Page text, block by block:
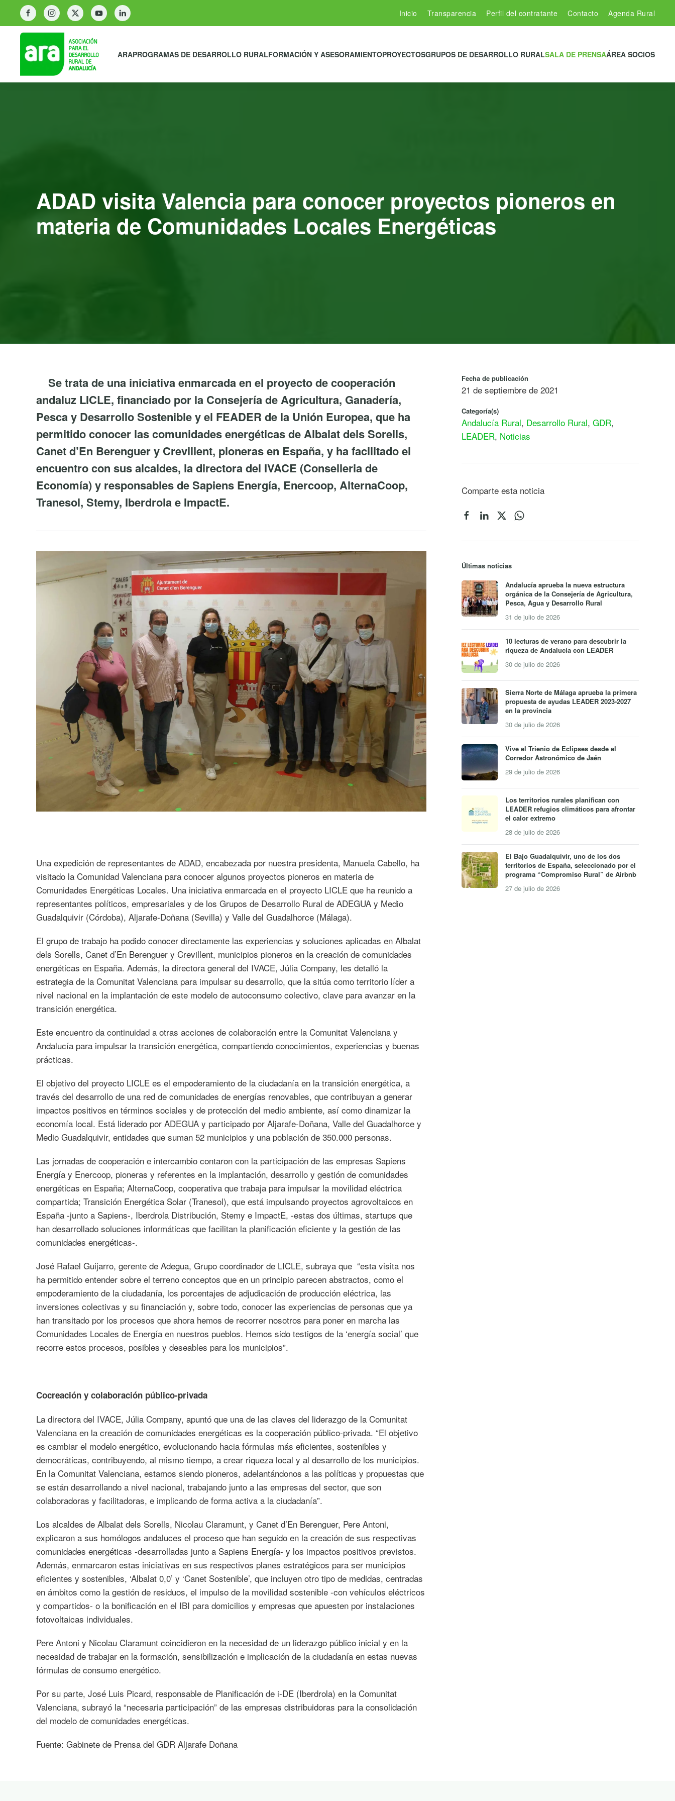
Inicio Transparencia Perfil del contratante Contacto Agenda Rural
ARAPROGRAMAS DE DESARROLLO RURALFORMACIÓN Y ASESORAMIENTOPROYECTOSGRUPOS DE DESARROLLO RURALSALA DE PRENSAÁREA SOCIOS
ADAD visita Valencia para conocer proyectos pioneros en
materia de Comunidades Locales Energéticas
Se trata de una iniciativa enmarcada en el proyecto de cooperación
andaluz LICLE, financiado por la Consejería de Agricultura, Ganadería,
Pesca y Desarrollo Sostenible y el FEADER de la Unión Europea, que ha
permitido conocer las comunidades energéticas de Albalat dels Sorells,
Canet d’En Berenguer y Crevillent, pioneras en España, y ha facilitado el
encuentro con sus alcaldes, la directora del IVACE (Conselleria de
Economía) y responsables de Sapiens Energía, Enercoop, AlternaCoop,
Tranesol, Stemy, Iberdrola e ImpactE.
Una expedición de representantes de ADAD, encabezada por nuestra presidenta, Manuela Cabello, ha
visitado la Comunidad Valenciana para conocer algunos proyectos pioneros en materia de
Comunidades Energéticas Locales. Una iniciativa enmarcada en el proyecto LICLE que ha reunido a
representantes políticos, empresariales y de los Grupos de Desarrollo Rural de ADEGUA y Medio
Guadalquivir (Córdoba), Aljarafe-Doñana (Sevilla) y Valle del Guadalhorce (Málaga).
El grupo de trabajo ha podido conocer directamente las experiencias y soluciones aplicadas en Albalat
dels Sorells, Canet d’En Berenguer y Crevillent, municipios pioneros en la creación de comunidades
energéticas en España. Además, la directora general del IVACE, Júlia Company, les detalló la
estrategia de la Comunitat Valenciana para impulsar su desarrollo, que la sitúa como territorio líder a
nivel nacional en la implantación de este modelo de autoconsumo colectivo, clave para avanzar en la
transición energética.
Este encuentro da continuidad a otras acciones de colaboración entre la Comunitat Valenciana y
Andalucía para impulsar la transición energética, compartiendo conocimientos, experiencias y buenas
prácticas.
El objetivo del proyecto LICLE es el empoderamiento de la ciudadanía en la transición energética, a
través del desarrollo de una red de comunidades de energías renovables, que contribuyan a generar
impactos positivos en términos sociales y de protección del medio ambiente, así como dinamizar la
economía local. Está liderado por ADEGUA y participado por Aljarafe-Doñana, Valle del Guadalhorce y
Medio Guadalquivir, entidades que suman 52 municipios y una población de 350.000 personas.
Las jornadas de cooperación e intercambio contaron con la participación de las empresas Sapiens
Energía y Enercoop, pioneras y referentes en la implantación, desarrollo y gestión de comunidades
energéticas en España; AlternaCoop, cooperativa que trabaja para impulsar la movilidad eléctrica
compartida; Transición Energética Solar (Tranesol), que está impulsando proyectos agrovoltaicos en
España -junto a Sapiens-, Iberdrola Distribución, Stemy e ImpactE, -estas dos últimas, startups que
han desarrollado soluciones informáticas que facilitan la planificación eficiente y la gestión de las
comunidades energéticas-.
José Rafael Guijarro, gerente de Adegua, Grupo coordinador de LICLE, subraya que “esta visita nos
ha permitido entender sobre el terreno conceptos que en un principio parecen abstractos, como el
empoderamiento de la ciudadanía, los porcentajes de adjudicación de producción eléctrica, las
inversiones colectivas y su financiación y, sobre todo, conocer las experiencias de personas que ya
han transitado por los procesos que ahora hemos de recorrer nosotros para poner en marcha las
Comunidades Locales de Energía en nuestros pueblos. Hemos sido testigos de la ‘energía social’ que
recorre estos procesos, posibles y deseables para los municipios”.
Cocreación y colaboración público-privada
La directora del IVACE, Júlia Company, apuntó que una de las claves del liderazgo de la Comunitat
Valenciana en la creación de comunidades energéticas es la cooperación público-privada. “El objetivo
es cambiar el modelo energético, evolucionando hacia fórmulas más eficientes, sostenibles y
democráticas, contribuyendo, al mismo tiempo, a crear riqueza local y al desarrollo de los municipios.
En la Comunitat Valenciana, estamos siendo pioneros, adelantándonos a las políticas y propuestas que
se están desarrollando a nivel nacional, trabajando junto a las empresas del sector, que son
colaboradoras y facilitadoras, e implicando de forma activa a la ciudadanía”.
Los alcaldes de Albalat dels Sorells, Nicolau Claramunt, y Canet d’En Berenguer, Pere Antoni,
explicaron a sus homólogos andaluces el proceso que han seguido en la creación de sus respectivas
comunidades energéticas -desarrolladas junto a Sapiens Energía- y los impactos positivos previstos.
Además, enmarcaron estas iniciativas en sus respectivos planes estratégicos para ser municipios
eficientes y sostenibles, ‘Albalat 0,0’ y ‘Canet Sostenible’, que incluyen otro tipo de medidas, centradas
en ámbitos como la gestión de residuos, el impulso de la movilidad sostenible -con vehículos eléctricos
y compartidos- o la bonificación en el IBI para domicilios y empresas que apuesten por instalaciones
fotovoltaicas individuales.
Pere Antoni y Nicolau Claramunt coincidieron en la necesidad de un liderazgo público inicial y en la
necesidad de trabajar en la formación, sensibilización e implicación de la ciudadanía en estas nuevas
fórmulas de consumo energético.
Por su parte, José Luis Picard, responsable de Planificación de i-DE (Iberdrola) en la Comunitat
Valenciana, subrayó la “necesaria participación” de las empresas distribuidoras para la consolidación
del modelo de comunidades energéticas.
Fuente: Gabinete de Prensa del GDR Aljarafe Doñana
Fecha de publicación
21 de septiembre de 2021
Categoría(s)
Andalucía Rural, Desarrollo Rural, GDR,
LEADER, Noticias
Comparte esta noticia
Últimas noticias
Andalucía aprueba la nueva estructura
orgánica de la Consejería de Agricultura,
Pesca, Agua y Desarrollo Rural
31 de julio de 2026
10 lecturas de verano para descubrir la
riqueza de Andalucía con LEADER
30 de julio de 2026
Sierra Norte de Málaga aprueba la primera
propuesta de ayudas LEADER 2023-2027
en la provincia
30 de julio de 2026
Vive el Trienio de Eclipses desde el
Corredor Astronómico de Jaén
29 de julio de 2026
Los territorios rurales planifican con
LEADER refugios climáticos para afrontar
el calor extremo
28 de julio de 2026
El Bajo Guadalquivir, uno de los dos
territorios de España, seleccionado por el
programa “Compromiso Rural” de Airbnb
27 de julio de 2026